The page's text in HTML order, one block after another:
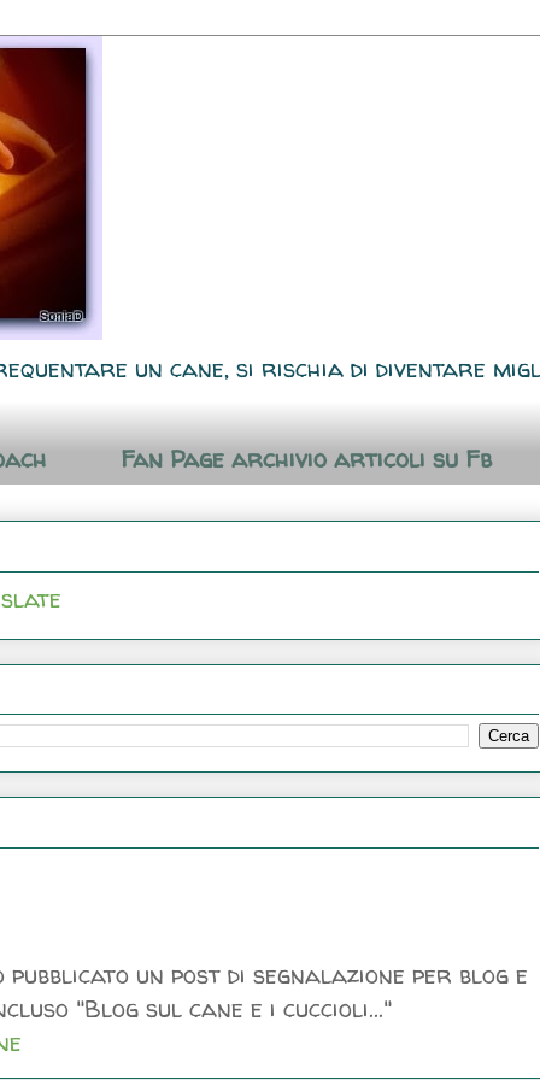
un cane, si rischia di diventare
Fan Page archivio articoli su Fb
un post di segnalazione per blog e
"Blog sul cane e i cuccioli..."